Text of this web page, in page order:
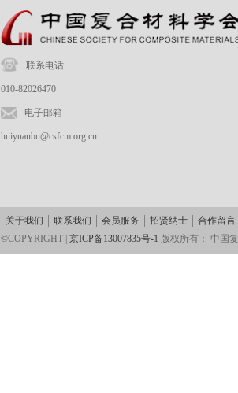
联系电话
010-82026470
电子邮箱
huiyuanbu@csfcm.org.cn
关于我们 联系我们 会员服务 招贤纳士
合作留言
©COPYRIGHT | 京ICP备13007835号-1 版权所有： 中国